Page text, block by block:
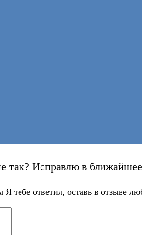
так? Исправлю в
тебе ответил, оставь в отзыве